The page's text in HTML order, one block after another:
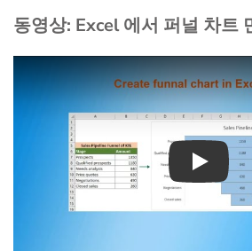
동영상: Excel 에서 퍼널 차트
Play